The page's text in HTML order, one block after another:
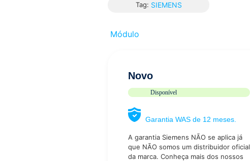
Tag: SIEMENS
Módulo
Novo
Disponível
Garantia WAS de 12 meses.
A garantia Siemens NÃO se aplica já
que NÃO somos um distribuidor oficial
da marca. Conheça mais dos nossos